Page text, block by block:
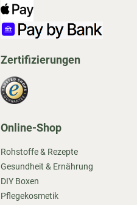
Zertifizierungen
Online-Shop
Rohstoffe & Rezepte
Gesundheit & Ernährung
DIY Boxen
Pflegekosmetik